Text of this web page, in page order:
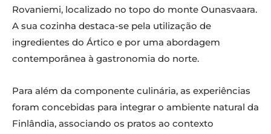
Rovaniemi, localizado no topo do monte Ounasvaara.
A sua cozinha destaca-se pela utilização de
ingredientes do Ártico e por uma abordagem
contemporânea à gastronomia do norte.
Para além da componente culinária, as experiências
foram concebidas para integrar o ambiente natural da
Finlândia, associando os pratos ao contexto